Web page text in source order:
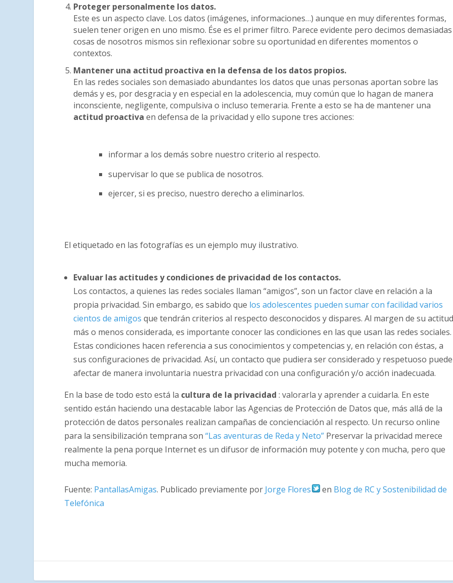
Proteger personalmente los datos.
Este es un aspecto clave. Los datos (imágenes, informaciones…) aunque en muy diferentes formas,
suelen tener origen en uno mismo. Ése es el primer filtro. Parece evidente pero decimos demasiadas
cosas de nosotros mismos sin reflexionar sobre su oportunidad en diferentes momentos o
contextos.
Mantener una actitud proactiva en la defensa de los datos propios.
En las redes sociales son demasiado abundantes los datos que unas personas aportan sobre las
demás y es, por desgracia y en especial en la adolescencia, muy común que lo hagan de manera
inconsciente, negligente, compulsiva o incluso temeraria. Frente a esto se ha de mantener una
actitud proactivaen defensa de la privacidad y ello supone tres acciones:
informar a los demás sobre nuestro criterio al respecto.
supervisar lo que se publica de nosotros.
ejercer, si es preciso, nuestro derecho a eliminarlos.
El etiquetado en las fotografías es un ejemplo muy ilustrativo.
Evaluar las actitudes y condiciones de privacidad de los contactos.
Los contactos, a quienes las redes sociales llaman “amigos”, son un factor clave en relación a la
propia privacidad. Sin embargo, es sabido que los adolescentes pueden sumar con facilidad varios
cientos de amigos que tendrán criterios al respecto desconocidos y dispares. Al margen de su
más o menos considerada, es importante conocer las condiciones en las que usan las redes sociales.
Estas condiciones hacen referencia a sus conocimientos y competencias y, en relación con éstas, a
sus configuraciones de privacidad. Así, un contacto que pudiera ser considerado y respetuoso puede
afectar de manera involuntaria nuestra privacidad con una configuración y/o acción inadecuada.
En la base de todo esto está la cultura de la privacidad: valorarla y aprender a cuidarla. En este
sentido están haciendo una destacable labor las Agencias de Protección de Datos que, más allá de la
protección de datos personales realizan campañas de concienciación al respecto. Un recurso online
para la sensibilización temprana son“Las aventuras de Reda y Neto” Preservar la privacidad merece
realmente la pena porque Internet es un difusor de información muy potente y con mucha, pero que
mucha memoria.
Fuente: PantallasAmigas. Publicado previamente por Jorge Flores en Blog de RC y Sostenibilidad de
Telefónica